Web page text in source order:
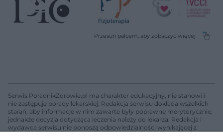
Serwis PoradnikZdrowie.pl ma charakter edukacyjny, nie stanowi i
nie zastępuje porady lekarskiej. Redakcja serwisu dokłada wszelkich
starań, aby informacje w nim zawarte były poprawne merytorycznie,
jednakże decyzja dotycząca leczenia należy do lekarza. Redakcja i
wydawca serwisu nie ponoszą odpowiedzialności wynikającej z